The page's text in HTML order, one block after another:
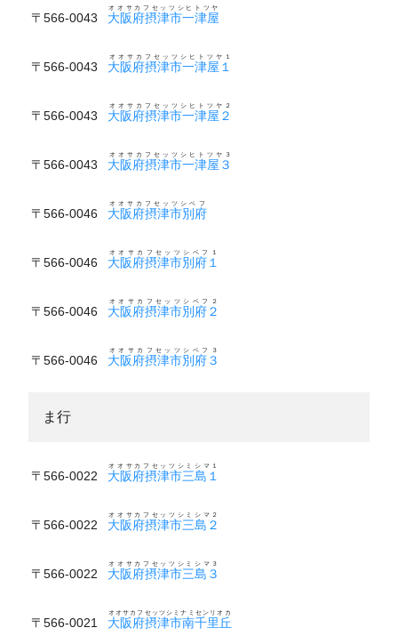
〒566-0043 大阪府摂津市一津屋
オオサカフセッツシヒトツヤ
〒566-0043 大阪府摂津市一津屋１
オオサカフセッツシヒトツヤ１
〒566-0043 大阪府摂津市一津屋２
オオサカフセッツシヒトツヤ２
〒566-0043 大阪府摂津市一津屋３
オオサカフセッツシヒトツヤ３
〒566-0046 大阪府摂津市別府
オオサカフセッツシベフ
〒566-0046 大阪府摂津市別府１
オオサカフセッツシベフ１
〒566-0046 大阪府摂津市別府２
オオサカフセッツシベフ２
〒566-0046 大阪府摂津市別府３
オオサカフセッツシベフ３
ま行
〒566-0022 大阪府摂津市三島１
オオサカフセッツシミシマ１
〒566-0022 大阪府摂津市三島２
オオサカフセッツシミシマ２
〒566-0022 大阪府摂津市三島３
オオサカフセッツシミシマ３
〒566-0021 大阪府摂津市南千里丘
オオサカフセッツシミナミセンリオカ